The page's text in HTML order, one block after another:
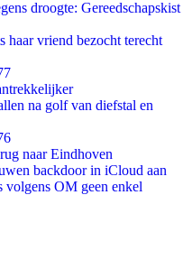
droogte: Gereedschapskist
haar vriend bezocht terecht
na golf van diefstal en
naar Eindhoven
backdoor in iCloud aan
volgens OM geen enkel